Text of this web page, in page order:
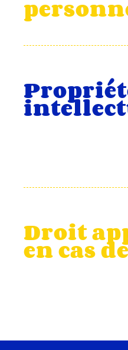
Droit
en cas